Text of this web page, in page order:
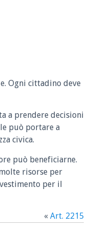
Ogni cittadino deve
a prendere decisioni
può portare a
civica.
può beneficiarne.
risorse per
per il
« Art. 2215